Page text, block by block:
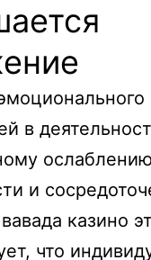
в
и
казино
что